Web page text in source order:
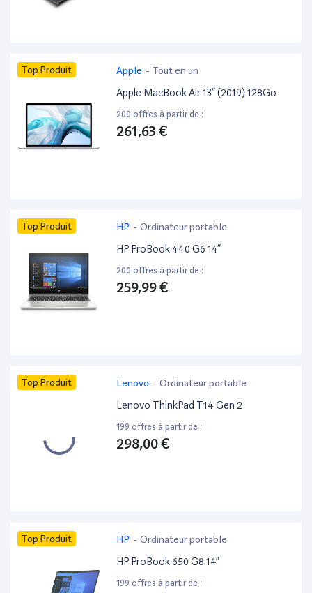
Top Produit Apple - Tout en un
Apple MacBook Air 13” (2019) 128Go
200 offres à partir de :
261,63 €
Top Produit HP - Ordinateur portable
HP ProBook 440 G6 14”
200 offres à partir de :
259,99 €
Top Produit Lenovo - Ordinateur portable
Lenovo ThinkPad T14 Gen 2
199 offres à partir de :
298,00 €
Top Produit HP - Ordinateur portable
HP ProBook 650 G8 14”
199 offres à partir de :